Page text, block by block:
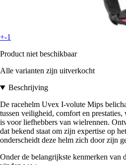
+-1
Product niet beschikbaar
Alle varianten zijn uitverkocht
Beschrijving
De racehelm Uvex I-volute Mips
tussen veiligheid, comfort en prestaties,
is voor liefhebbers van wielrennen.
dat bekend staat om zijn expertise op
onderscheidt deze helm zich door zijn
Onder de belangrijkste kenmerken